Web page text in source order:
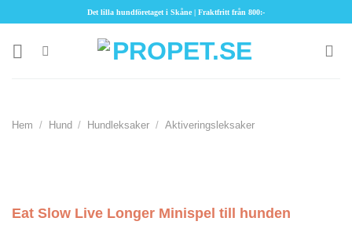
content
Det lilla hundföretaget i Skåne | Fraktfritt från 800:-
Hem / Hund / Hundleksaker / Aktiveringsleksaker
Eat Slow Live Longer Minispel till hunden